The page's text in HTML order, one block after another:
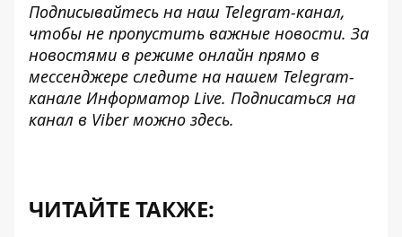
Подписывайтесь на наш Telegram-канал,
чтобы не пропустить важные новости. За
новостями в режиме онлайн прямо в
мессенджере следите на нашем Telegram-
канале Информатор Live. Подписаться на
канал в Viber можно здесь.
ЧИТАЙТЕ ТАКЖЕ: